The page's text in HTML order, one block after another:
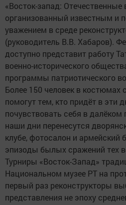
«Восток-запад:
организованный известным и
уважением в среде
(руководитель В.В. Хабаров).
доступно представит работу
военно-исторического
программы патриотического
Более 150 человек в костюмах
помогут тем, кто придёт в эти
почувствовать себя в
наши дни перенесутся
клубе, фотосалон и армейский
эпизоды былых сражений тех
Турниры «Восток-Запад»
Национальном музее РТ на
первый раз реконструкторы
представления не эпоху